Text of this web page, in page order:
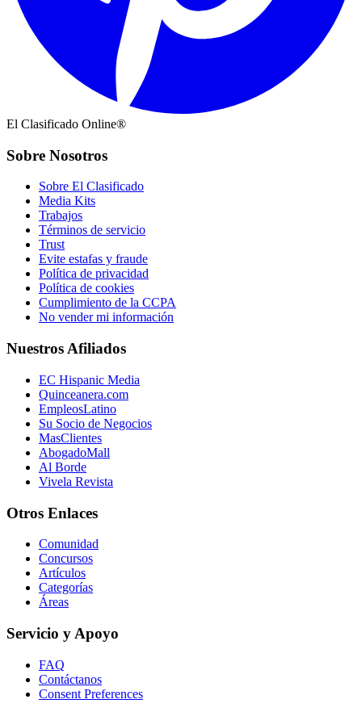
El Clasificado Online®
Sobre Nosotros
Sobre El Clasificado
Media Kits
Trabajos
Términos de servicio
Trust
Evite estafas y fraude
Política de privacidad
Política de cookies
Cumplimiento de la CCPA
No vender mi información
Nuestros Afiliados
EC Hispanic Media
Quinceanera.com
EmpleosLatino
Su Socio de Negocios
MasClientes
AbogadoMall
Al Borde
Vivela Revista
Otros Enlaces
Comunidad
Concursos
Artículos
Categorías
Áreas
Servicio y Apoyo
FAQ
Contáctanos
Consent Preferences